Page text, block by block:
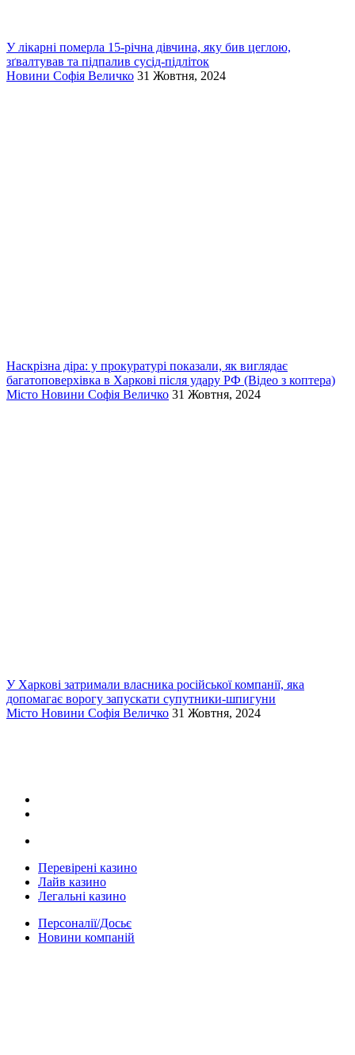
У лікарні померла 15-річна дівчина, яку бив цеглою,
зґвалтував та підпалив сусід-підліток
Новини Софія Величко 31 Жовтня, 2024
Наскрізна діра: у прокуратурі показали, як виглядає
багатоповерхівка в Харкові після удару РФ (Відео з коптера)
Місто Новини Софія Величко 31 Жовтня, 2024
У Харкові затримали власника російської компанії, яка
допомагає ворогу запускати супутники-шпигуни
Місто Новини Софія Величко 31 Жовтня, 2024
Перевірені казино
Лайв казино
Легальні казино
Персоналії/Досьє
Новини компаній